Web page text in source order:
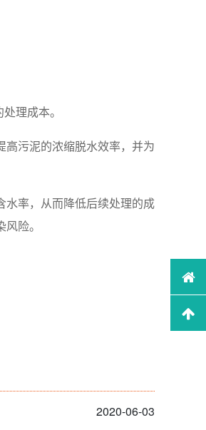
理成本。
污泥的浓缩脱水效率，并为
水率，从而降低后续处理的成
险。
2020-06-03